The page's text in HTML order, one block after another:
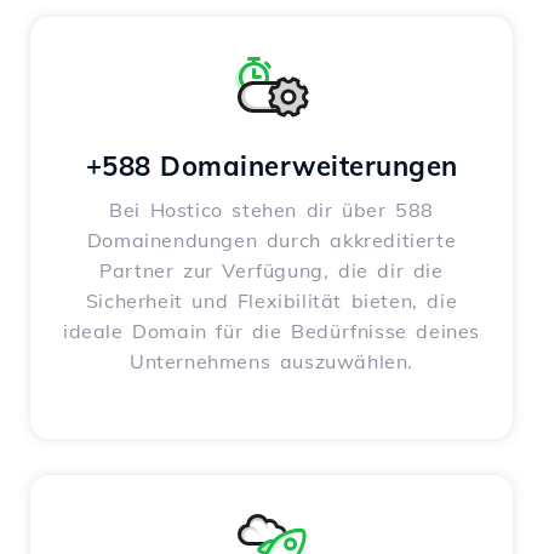
+588 Domainerweiterungen
Bei Hostico stehen dir über 588
Domainendungen durch akkreditierte
Partner zur Verfügung, die dir die
Sicherheit und Flexibilität bieten, die
ideale Domain für die Bedürfnisse deines
Unternehmens auszuwählen.